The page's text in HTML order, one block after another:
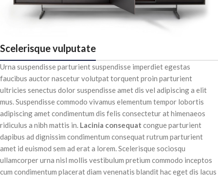
Scelerisque vulputate
Urna suspendisse parturient suspendisse imperdiet egestas
faucibus auctor nascetur volutpat torquent proin parturient
ultricies senectus dolor suspendisse amet dis vel adipiscing a elit
mus. Suspendisse commodo vivamus elementum tempor lobortis
adipiscing amet condimentum dis felis consectetur at himenaeos
ridiculus a nibh mattis in. Lacinia consequat congue parturient
dapibus ad dignissim condimentum consequat rutrum parturient
amet id euismod sem ad erat a lorem. Scelerisque sociosqu
ullamcorper urna nisl mollis vestibulum pretium commodo inceptos
cum condimentum placerat diam venenatis blandit hac eget dis lacus